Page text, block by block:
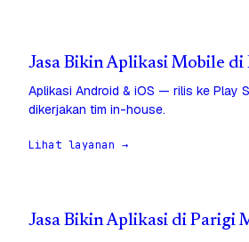
Jasa Bikin Aplikasi Mobile
Aplikasi Android & iOS — rilis ke Play
dikerjakan tim in-house.
Lihat layanan →
Jasa Bikin Aplikasi di Parigi